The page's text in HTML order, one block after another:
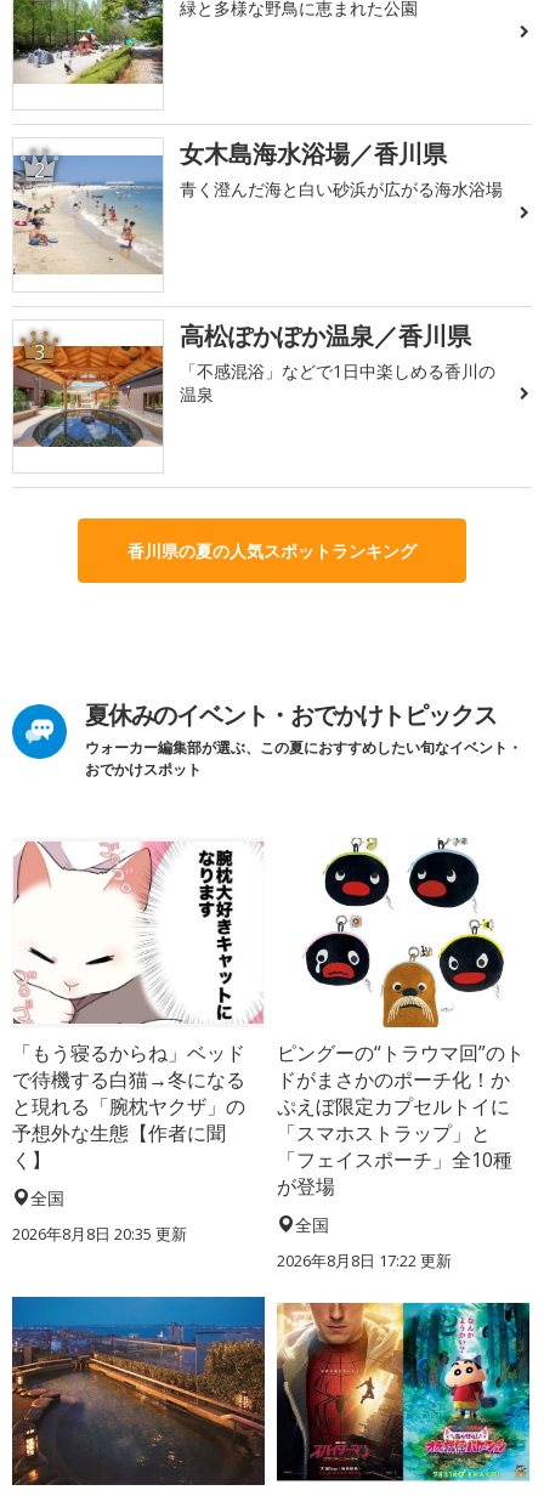
緑と多様な野鳥に恵まれた公園
2 女木島海水浴場／香川県
青く澄んだ海と白い砂浜が広がる海水浴場
3 高松ぽかぽか温泉／香川県
「不感混浴」などで1日中楽しめる香川の
温泉
香川県の夏の人気スポットランキング
夏休みのイベント・おでかけトピックス
ウォーカー編集部が選ぶ、この夏におすすめしたい旬なイベント・
おでかけスポット
「もう寝るからね」ベッド
で待機する白猫→冬になる
と現れる「腕枕ヤクザ」の
予想外な生態【作者に聞
く】
全国
2026年8月8日 20:35 更新
ピングーの“トラウマ回”のト
ドがまさかのポーチ化！か
ぷえぼ限定カプセルトイに
「スマホストラップ」と
「フェイスポーチ」全10種
が登場
全国
2026年8月8日 17:22更新